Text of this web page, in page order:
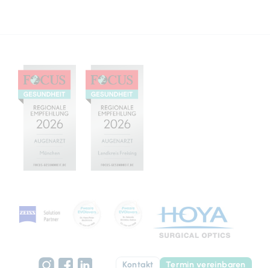
Kontakt Termin vereinbaren